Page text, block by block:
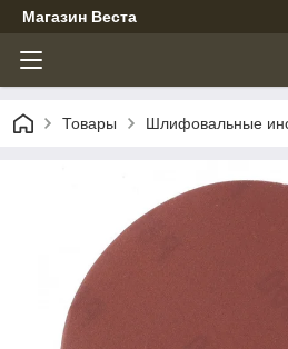
Магазин Веста
Товары Шлифовальные